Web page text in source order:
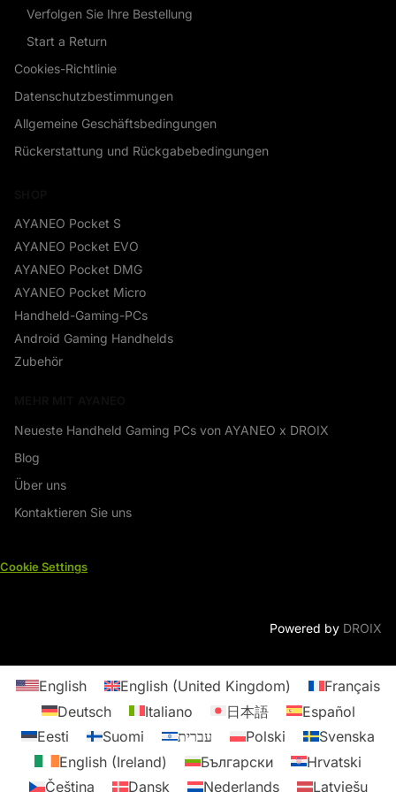
Verfolgen Sie Ihre Bestellung
Start a Return
Cookies-Richtlinie
Datenschutzbestimmungen
Allgemeine Geschäftsbedingungen
Rückerstattung und Rückgabebedingungen
AYANEO Pocket S
AYANEO Pocket EVO
AYANEO Pocket DMG
AYANEO Pocket Micro
Handheld-Gaming-PCs
Android Gaming Handhelds
Zubehör
Neueste Handheld Gaming PCs von AYANEO x DROIX
Blog
Über uns
Kontaktieren Sie uns
Cookie Settings
Powered by DROIX
English English (United Kingdom)
Français
Deutsch
Italiano 日本語
Español
Eesti
Suomi עברית Polski
Svenska
English (Ireland)
Български
Hrvatski
Čeština
Dansk Nederlands Latviešu